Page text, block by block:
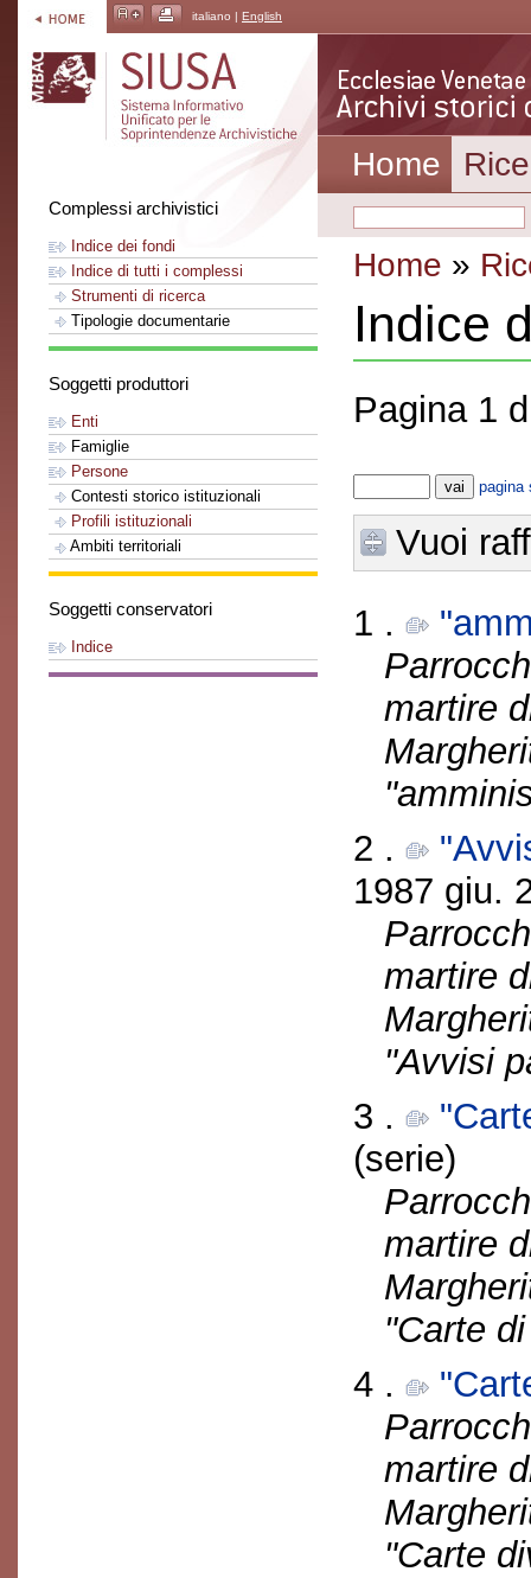
italiano | English
Complessi archivistici
Indice dei fondi
Indice di tutti i complessi
Strumenti di ricerca
Tipologie documentarie
Soggetti produttori
Enti
Famiglie
Persone
Contesti storico istituzionali
Profili istituzionali
Ambiti territoriali
Soggetti conservatori
Indice
Home
Home »
Indice
Pagina 1
pagina
Vuoi
1 .
martire
2 .
1987 giu.
martire
"Avvisi
3 .
(serie)
martire
"Carte
4 .
martire
"Carte